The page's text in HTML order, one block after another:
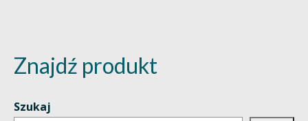
Znajdź produkt
Szukaj